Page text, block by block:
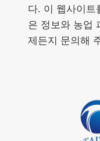
다. 이 웹사이트
은 정보와 농업
제든지 문의해